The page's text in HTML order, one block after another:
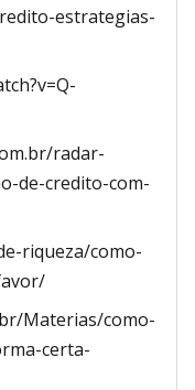
estrategias-
radar-
de-credito-com-
riqueza/como-
Materias/como-
certa-